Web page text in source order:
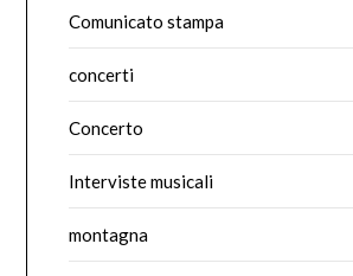
Comunicato stampa
concerti
Concerto
Interviste musicali
montagna